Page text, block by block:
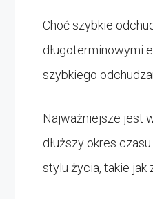
Choć szybkie
długoterminowymi
szybkiego
Najważniejsze jest
dłuższy okres
stylu życia, takie jak